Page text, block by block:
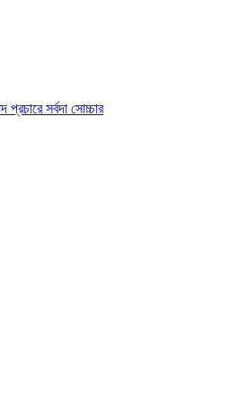
সর্বদা সোচ্চার